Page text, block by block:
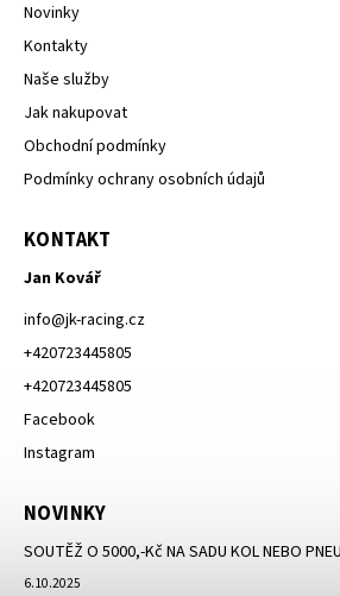
Novinky
Kontakty
Naše služby
Jak nakupovat
Obchodní podmínky
Podmínky ochrany osobních údajů
KONTAKT
Jan Kovář
info@jk-racing.cz
+420723445805
+420723445805
Facebook
Instagram
NOVINKY
SOUTĚŽ O 5000,-Kč NA SADU KOL NEBO
6.10.2025